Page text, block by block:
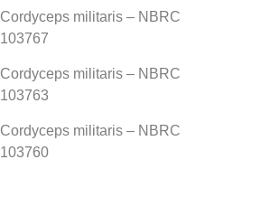
Cordyceps militaris – NBRC
103767
Cordyceps militaris – NBRC
103763
Cordyceps militaris – NBRC
103760